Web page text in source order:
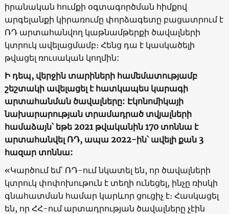
իրանական հումքի օգտագործման հիմքով
արգելանքի կիրառումը փորձագետը բացատրում է
ՌԴ արտահանվող կաթնամթերքի ծավալների
կտրուկ ավելացմամբ։ Հենց դա է կասկածելի
թվացել ռուսական կողմին:
Ի դեպ, վերջին տարիների համեմատությամբ
շեշտակի ավելացել է հատկապես կարագի
արտահանման ծավալները: Էկոնոմիկայի
նախարարության տրամադրած տվյալների
համաձայն՝ եթե 2021 թվականին 170 տոննա է
արտահանվել ՌԴ, ապա 2022-ին՝ ավելի քան 3
հազար տոննա:
«Կարծում եմ՝ ՌԴ-ում նկատել են, որ ծավալների
կտրուկ փոփոխութուն է տեղի ունեցել, ինչը ռիսկի
գնահատման համար կարևոր ցուցիչ է։ Հասկացել
են, որ ՀՀ-ում արտադրության ծավալները չէին